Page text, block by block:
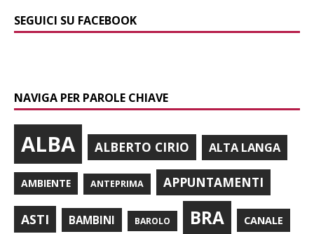
SEGUICI SU FACEBOOK
NAVIGA PER PAROLE CHIAVE
ALBA ALBERTO CIRIO ALTA LANGA
AMBIENTE ANTEPRIMA APPUNTAMENTI
ASTI BAMBINI BAROLO BRA CANALE